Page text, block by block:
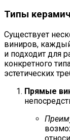
Типы
Существует
виниров,
и подходит для
конкретного
эстетических
Прямые